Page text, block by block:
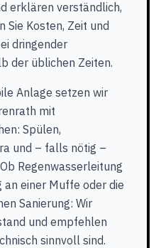
erklären verständlich,
Sie Kosten, Zeit und
dringender
der üblichen Zeiten.
Anlage setzen wir
mit
Spülen,
und – falls nötig –
Regenwasserleitung
einer Muffe oder die
Sanierung: Wir
und empfehlen
sinnvoll sind.